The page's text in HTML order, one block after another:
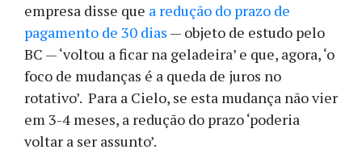
empresa disse que a redução do prazo de
pagamento de 30 dias — objeto de estudo pelo
BC — ‘voltou a ficar na geladeira’ e que, agora, ‘o
foco de mudanças é a queda de juros no
rotativo’. Para a Cielo, se esta mudança não vier
em 3-4 meses, a redução do prazo ‘poderia
voltar a ser assunto’.